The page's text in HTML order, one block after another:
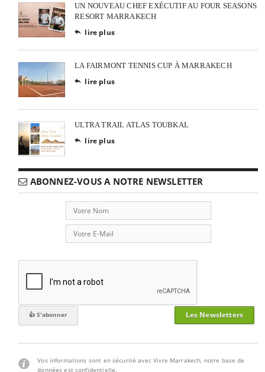
UN NOUVEAU CHEF EXÉCUTIF AU FOUR SEASONS
RESORT MARRAKECH
 lire plus
LA FAIRMONT TENNIS CUP À MARRAKECH
 lire plus
ULTRA TRAIL ATLAS TOUBKAL
 lire plus
ABONNEZ-VOUS A NOTRE NEWSLETTER
Les Newsletters
Vos informations sont en sécurité avec Vivre Marrakech, notre base de
données est confidentielle.